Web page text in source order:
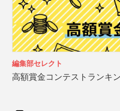
編集部セレクト
高額賞金コンテストランキ